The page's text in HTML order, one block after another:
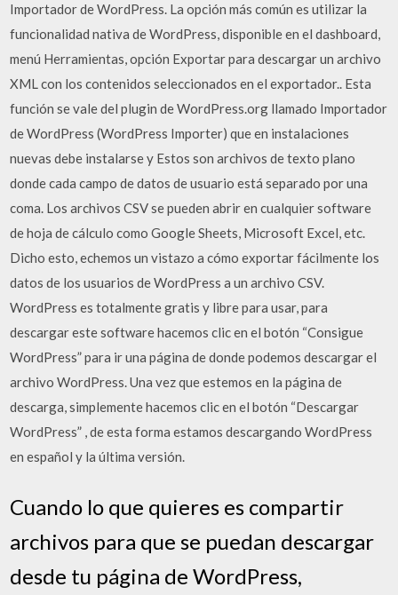
Importador de WordPress. La opción más común es utilizar la
funcionalidad nativa de WordPress, disponible en el dashboard,
menú Herramientas, opción Exportar para descargar un archivo
XML con los contenidos seleccionados en el exportador.. Esta
función se vale del plugin de WordPress.org llamado Importador
de WordPress (WordPress Importer) que en instalaciones
nuevas debe instalarse y Estos son archivos de texto plano
donde cada campo de datos de usuario está separado por una
coma. Los archivos CSV se pueden abrir en cualquier software
de hoja de cálculo como Google Sheets, Microsoft Excel, etc.
Dicho esto, echemos un vistazo a cómo exportar fácilmente los
datos de los usuarios de WordPress a un archivo CSV.
WordPress es totalmente gratis y libre para usar, para
descargar este software hacemos clic en el botón “Consigue
WordPress” para ir una página de donde podemos descargar el
archivo WordPress. Una vez que estemos en la página de
descarga, simplemente hacemos clic en el botón “Descargar
WordPress” , de esta forma estamos descargando WordPress
en español y la última versión.
Cuando lo que quieres es compartir
archivos para que se puedan descargar
desde tu página de WordPress,